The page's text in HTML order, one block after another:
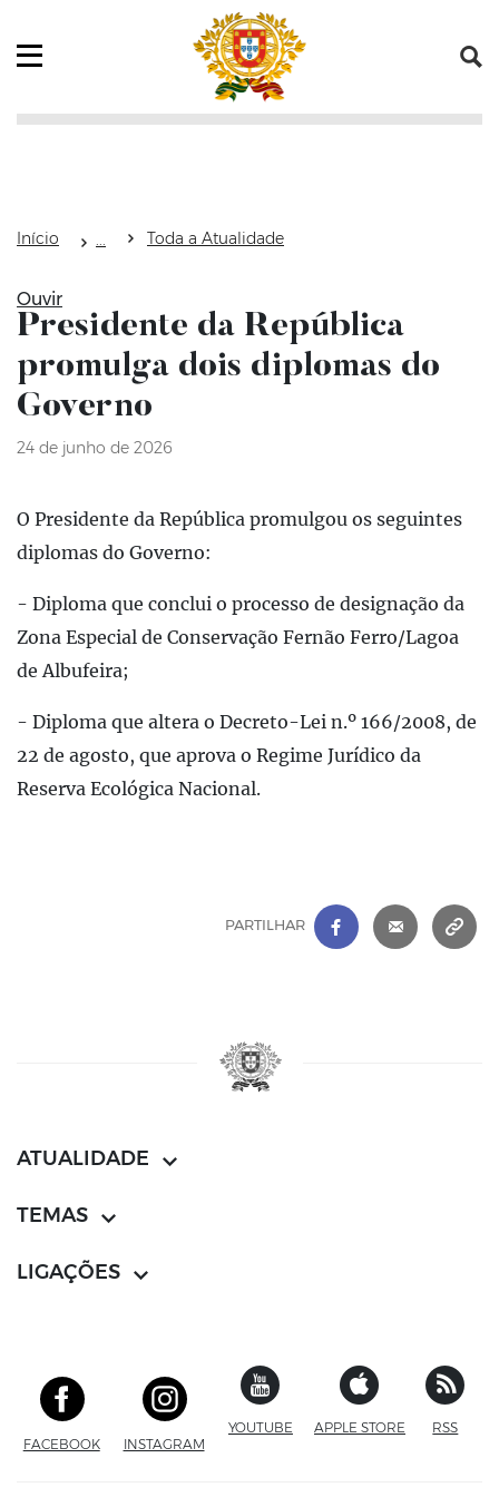
Saltar para o conteúdo (tecla de atalho c)
Abrir menu principal
Início Toda a Atualidade
Ouvir
Presidente da República
promulga dois diplomas do
Governo
24 de junho de 2026
O Presidente da República promulgou os seguintes
diplomas do Governo:
- Diploma que conclui o processo de designação da
Zona Especial de Conservação Fernão Ferro/Lagoa
de Albufeira;
- Diploma que altera o Decreto-Lei n.º 166/2008, de
22 de agosto, que aprova o Regime Jurídico da
Reserva Ecológica Nacional.
PARTILHAR
FACEBOOK
ATUALIDADE
TEMAS
LIGAÇÕES
FACEBOOKSITE EXTERNO
INSTAGRAM
YOUTUBE SITE EXTERNO
APPLE STORE SITERSS